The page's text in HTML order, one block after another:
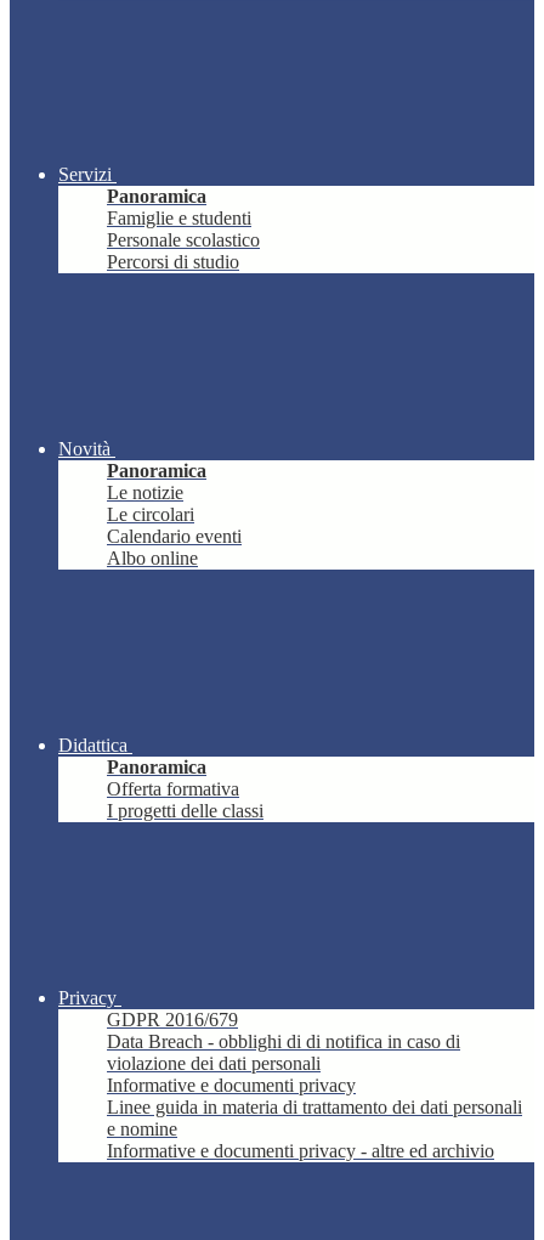
Servizi
Panoramica
Famiglie e studenti
Personale scolastico
Percorsi di studio
Novità
Panoramica
Le notizie
Le circolari
Calendario eventi
Albo online
Didattica
Panoramica
Offerta formativa
I progetti delle classi
Privacy
GDPR 2016/679
Data Breach - obblighi di di notifica in caso di
violazione dei dati personali
Informative e documenti privacy
Linee guida in materia di trattamento dei dati personali
e nomine
Informative e documenti privacy - altre ed archivio